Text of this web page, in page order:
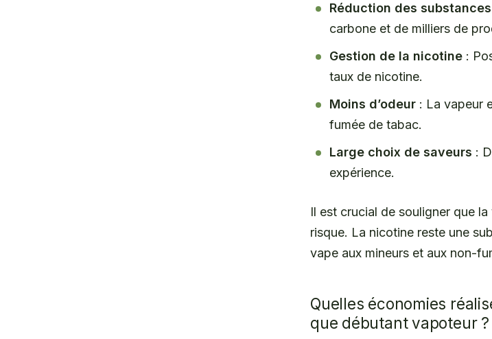
Réduction des
carbone et de milliers de
Gestion de la nicotine :
taux de nicotine.
Moins d’odeur : La vapeur
fumée de tabac.
Large choix de saveurs :
expérience.
Il est crucial de souligner que
risque. La nicotine reste une
vape aux mineurs et aux non-
Quelles économies
que débutant vapoteur ?